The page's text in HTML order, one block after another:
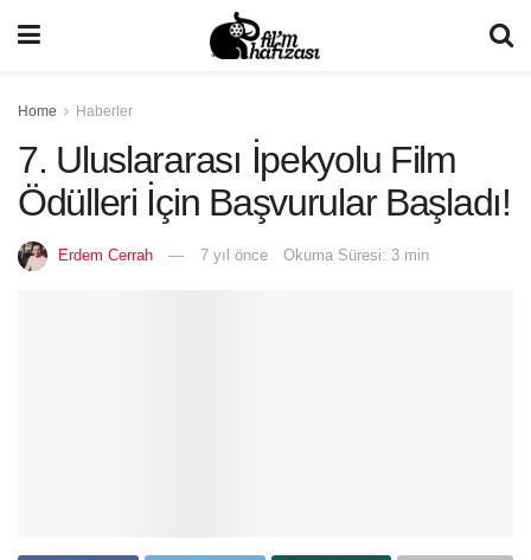
Home Haberler
7. Uluslararası İpekyolu Film
Ödülleri İçin Başvurular Başladı!
Erdem Cerrah 7 yıl önce Okuma Süresi: 3 min